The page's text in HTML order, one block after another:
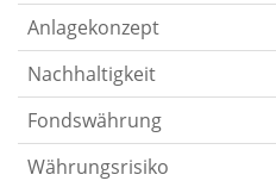
Anlagekonzept
Nachhaltigkeit
Fondswährung
Währungsrisiko